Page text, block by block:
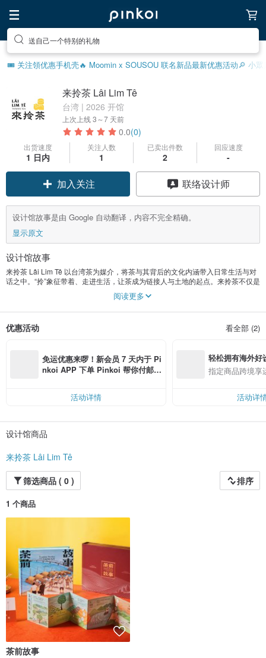
送自己一个特别的礼物
🎟️ 关注領优惠手机壳🔥 Moomin x SOUSOU 联名新品最新优惠活动🔎 小
来拎茶 Lâi Lim Tê
台湾 | 2026 开馆
上次上线3～7 天前
0.0(0)
出货速度
1 日内
关注人数
1
已卖出件数
2
回应速度
-
加入关注 联络设计师
设计馆故事是由 Google 自动翻译，内容不完全精确。
显示原文
设计馆故事
来拎茶 Lâi Lim Tê 以台湾茶为媒介，将茶与其背后的文化内涵带入日常生活与对
话之中。“拎”象征带着、走进生活，让茶成为链接人与土地的起点。来拎茶不仅是
茶品牌，更是一个以茶为线索，持续创作并分享台湾故事的文化体验平台，拎
的，不只是一杯茶，而是我们想留下的生活方式与台湾故事。
阅读更多
优惠活动 看全部 (2)
免运优惠来啰！新会员 7 天内于 Pi
nkoi APP 下单 Pinkoi 帮你付邮
活动详情
轻松拥有海外好
指定商品跨境享
活动详
设计馆商品
来拎茶 Lâi Lim Tê
筛选商品 ( 0 )
排序
1 个商品
茶前故事